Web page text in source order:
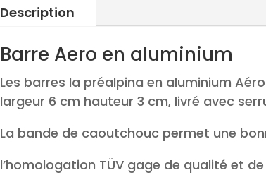
Description
Barre Aero en aluminium
Les barres la préalpina en aluminium
largeur 6 cm hauteur 3 cm, livré avec
La bande de caoutchouc permet une
l’homologation TÜV gage de qualité et